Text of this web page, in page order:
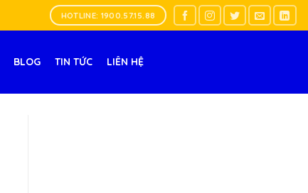
HOTLINE: 1900.57.15.88
BLOG TIN TỨC LIÊN HỆ